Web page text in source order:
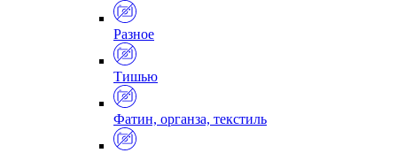
Разное
Тишью
Фатин, органза, текстиль